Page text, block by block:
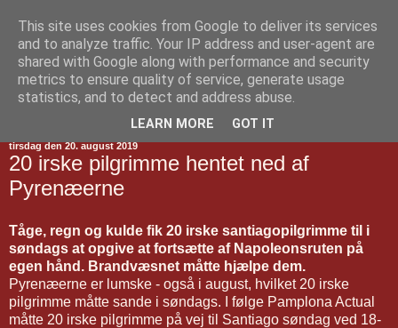
Jakobsvejen
tirsdag den 20. august 2019
20 irske pilgrimme hentet ned af
Pyrenæerne
Tåge, regn og kulde fik 20 irske santiagopilgrimme til i
søndags at opgive at fortsætte af Napoleonsruten på
egen hånd. Brandvæsnet måtte hjælpe dem.
Pyrenæerne er lumske - også i august, hvilket 20 irske
pilgrimme måtte sande i søndags. I følge Pamplona Actual
måtte 20 irske pilgrimme på vej til Santiago søndag ved 18-
This site uses cookies from Google to deliver its services
and to analyze traffic. Your IP address and user-agent are
shared with Google along with performance and security
metrics to ensure quality of service, generate usage
statistics, and to detect and address abuse.
LEARN MORE GOT IT